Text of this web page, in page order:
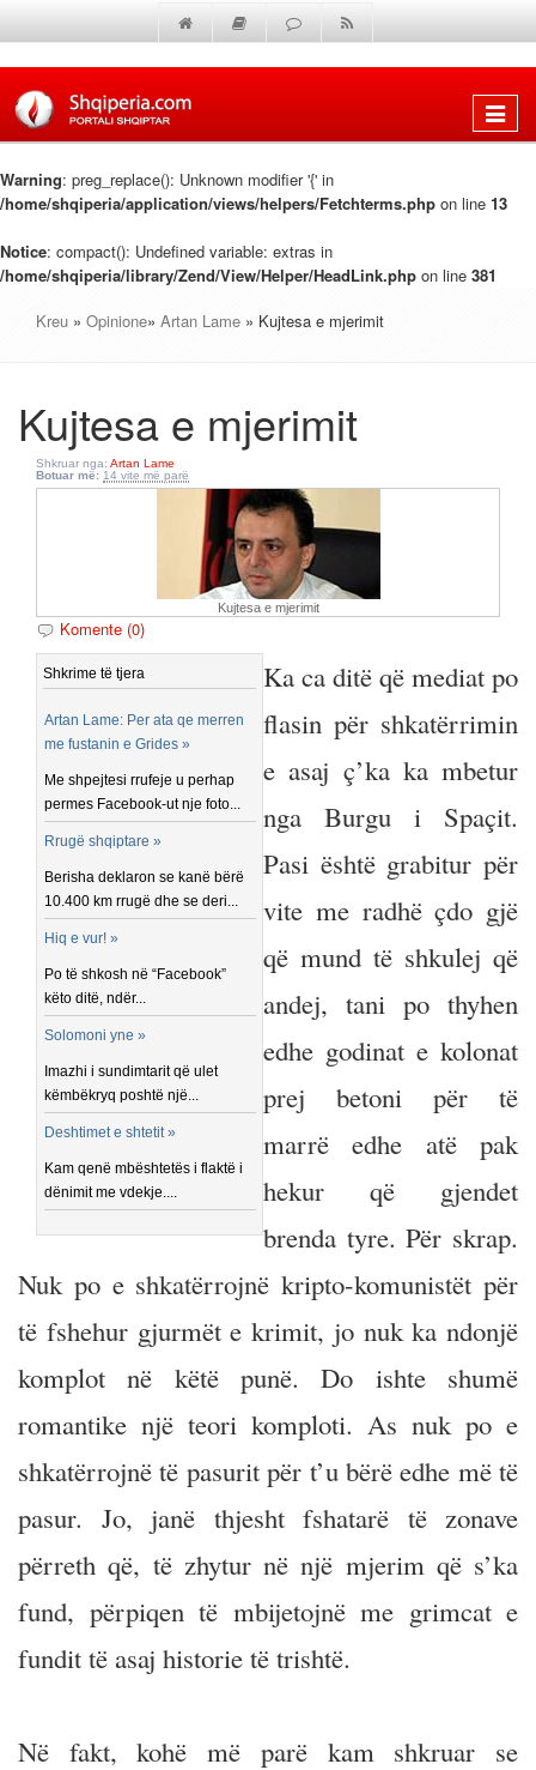
Shfaq
Warning: preg_replace(): Unknown modifier '{' in
/home/shqiperia/application/views/helpers/Fetchterms.php on line 13
Notice: compact(): Undefined variable: extras in
/home/shqiperia/library/Zend/View/Helper/HeadLink.php on line 381
Kreu » Opinione» Artan Lame » Kujtesa e mjerimit
Kujtesa e mjerimit
Shkruar nga: Artan Lame
Botuar më: 14 vite më parë
Kujtesa e mjerimit
Komente (0)
Shkrime të tjera
Artan Lame: Per ata qe merren
me fustanin e Grides »
Me shpejtesi rrufeje u perhap
permes Facebook-ut nje foto...
Rrugë shqiptare »
Berisha deklaron se kanë bërë
10.400 km rrugë dhe se deri...
Hiq e vur! »
Po të shkosh në “Facebook”
këto ditë, ndër...
Solomoni yne »
Imazhi i sundimtarit që ulet
këmbëkryq poshtë një...
Deshtimet e shtetit »
Kam qenë mbështetës i flaktë i
dënimit me vdekje....
Ka ca ditë që mediat po
flasin për shkatërrimin
e asaj ç’ka ka mbetur
nga Burgu i Spaçit.
Pasi është grabitur për
vite me radhë çdo gjë
që mund të shkulej që
andej, tani po thyhen
edhe godinat e kolonat
prej betoni për të
marrë edhe atë pak
hekur që gjendet
brenda tyre. Për skrap.
Nuk po e shkatërrojnë kripto-komunistët për
të fshehur gjurmët e krimit, jo nuk ka ndonjë
komplot në këtë punë. Do ishte shumë
romantike një teori komploti. As nuk po e
shkatërrojnë të pasurit për t’u bërë edhe më të
pasur. Jo, janë thjesht fshatarë të zonave
përreth që, të zhytur në një mjerim që s’ka
fund, përpiqen të mbijetojnë me grimcat e
fundit të asaj historie të trishtë.
Në fakt, kohë më parë kam shkruar se